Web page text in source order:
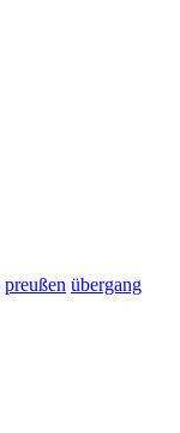
preußen übergang